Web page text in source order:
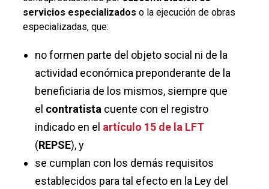
servicios especializados o la ejecución de obras
especializadas, que:
no formen parte del objeto social ni de la
actividad económica preponderante de la
beneficiaria de los mismos, siempre que
el contratista cuente con el registro
indicado en el artículo 15 de la LFT
(REPSE), y
se cumplan con los demás requisitos
establecidos para tal efecto en la Ley del